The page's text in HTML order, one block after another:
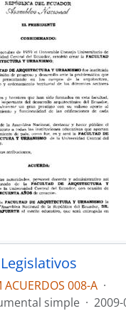
ACUERDOS 008-A ·
simple ·